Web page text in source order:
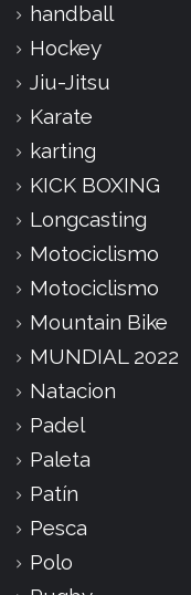
handball
Hockey
Jiu-Jitsu
Karate
karting
KICK BOXING
Longcasting
Motociclismo
Motociclismo
Mountain Bike
MUNDIAL 2022
Natacion
Padel
Paleta
Patín
Pesca
Polo